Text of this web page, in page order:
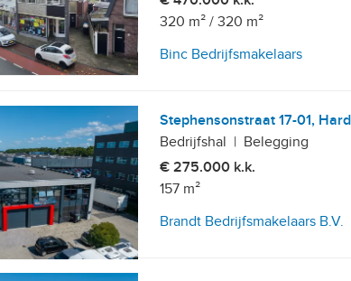
320 m² / 320 m²
Binc Bedrijfsmakelaars
Stephensonstraat 17-01,
Bedrijfshal | Belegging
€ 275.000 k.k.
157 m²
Brandt Bedrijfsmakelaars B.V.